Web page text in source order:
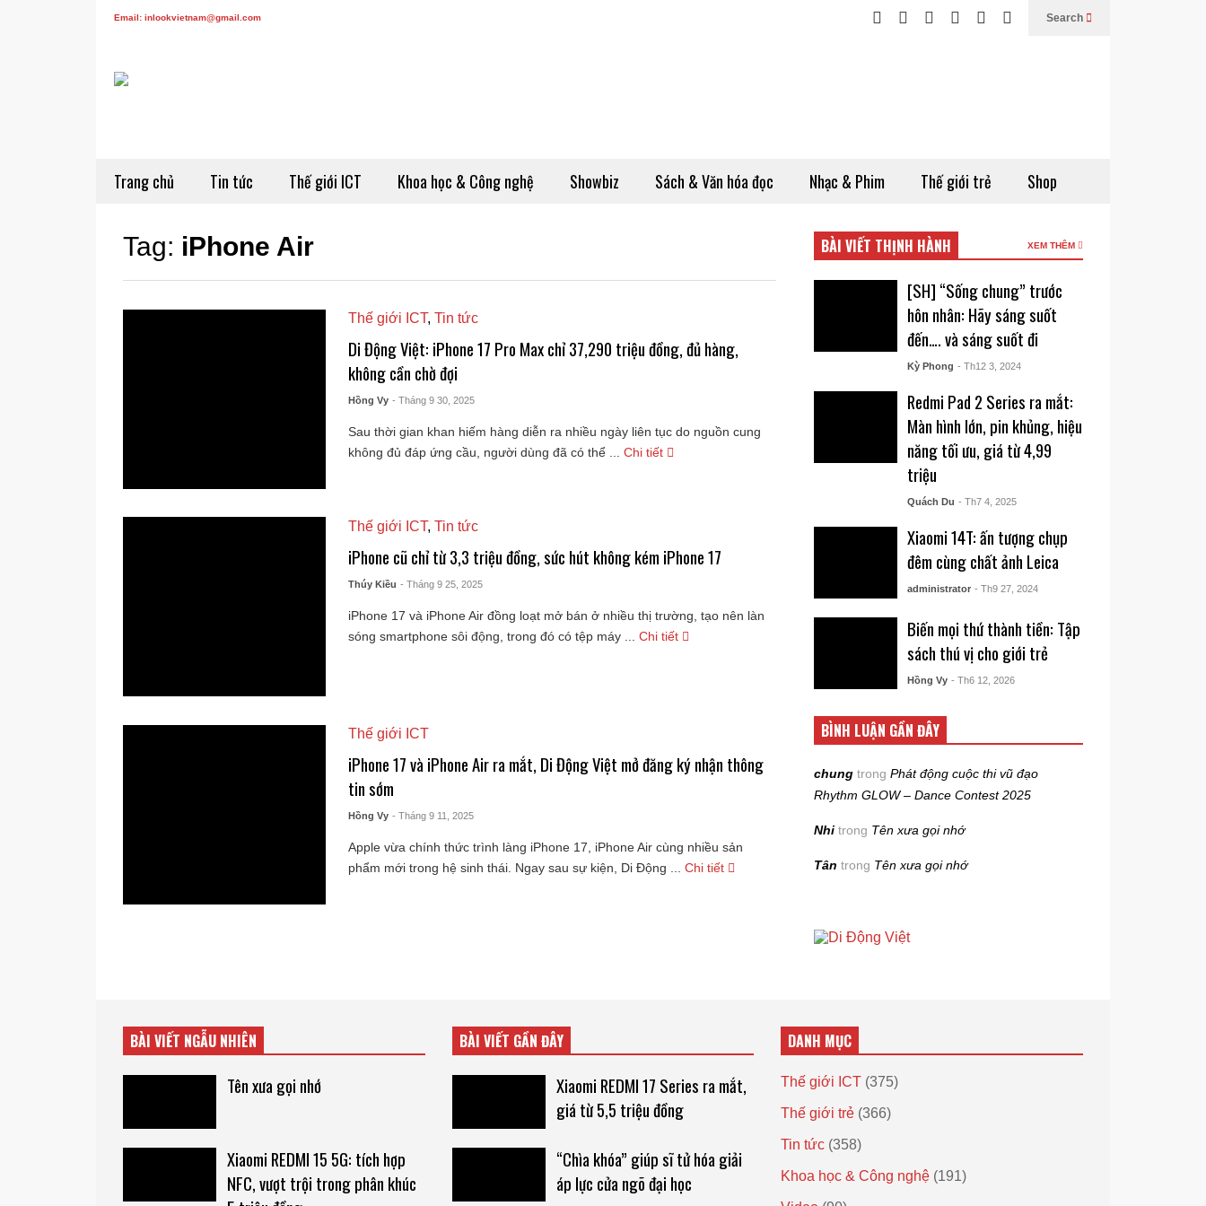
Email: inlookvietnam@gmail.com Search
Trang chủ Tin tức Thế giới ICT Khoa học & Công nghệ Showbiz Sách & Văn hóa đọc Nhạc & Phim Thế giới trẻ Shop
Tag: iPhone Air
Thế giới ICT, Tin tức
Di Động Việt: iPhone 17 Pro Max chỉ 37,290 triệu đồng, đủ hàng,
không cần chờ đợi
Hồng Vy - Tháng 9 30, 2025
Sau thời gian khan hiếm hàng diễn ra nhiều ngày liên tục do nguồn cung
không đủ đáp ứng cầu, người dùng đã có thể ...
Chi tiết
Thế giới ICT, Tin tức
iPhone cũ chỉ từ 3,3 triệu đồng, sức hút không kém iPhone 17
Thúy Kiều - Tháng 9 25, 2025
iPhone 17 và iPhone Air đồng loạt mở bán ở nhiều thị trường, tạo nên làn
sóng smartphone sôi động, trong đó có tệp máy ...
Chi tiết
Thế giới ICT
iPhone 17 và iPhone Air ra mắt, Di Động Việt mở đăng ký nhận thông
tin sớm
Hồng Vy - Tháng 9 11, 2025
Apple vừa chính thức trình làng iPhone 17, iPhone Air cùng nhiều sản
phẩm mới trong hệ sinh thái. Ngay sau sự kiện, Di Động ... Chi tiết
BÀI VIẾT THỊNH HÀNH XEM THÊM
[SH] “Sống chung” trước
hôn nhân: Hãy sáng suốt
đến…. và sáng suốt đi
Kỳ Phong - Th12 3, 2024
Redmi Pad 2 Series ra mắt:
Màn hình lớn, pin khủng, hiệu
năng tối ưu, giá từ 4,99
triệu
Quách Du - Th7 4, 2025
Xiaomi 14T: ấn tượng chụp
đêm cùng chất ảnh Leica
administrator - Th9 27, 2024
Biến mọi thứ thành tiền: Tập
sách thú vị cho giới trẻ
Hồng Vy - Th6 12, 2026
BÌNH LUẬN GẦN ĐÂY
chung trongPhát động cuộc thi vũ đạo
Rhythm GLOW – Dance Contest 2025
Nhi trong Tên xưa gọi nhớ
Tân trong Tên xưa gọi nhớ
BÀI VIẾT NGẪU NHIÊN
Tên xưa gọi nhớ
Xiaomi REDMI 15 5G: tích hợp
NFC, vượt trội trong phân khúc
BÀI VIẾT GẦN ĐÂY
Xiaomi REDMI 17 Series ra mắt,
giá từ 5,5 triệu đồng
“Chìa khóa” giúp sĩ tử hóa giải
áp lực cửa ngõ đại học
DANH MỤC
Thế giới ICT (375)
Thế giới trẻ (366)
Tin tức (358)
Khoa học & Công nghệ (191)